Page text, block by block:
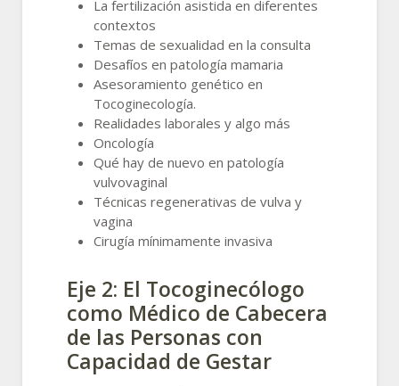
La fertilización asistida en diferentes
contextos
Temas de sexualidad en la consulta
Desafíos en patología mamaria
Asesoramiento genético en
Tocoginecología.
Realidades laborales y algo más
Oncología
Qué hay de nuevo en patología
vulvovaginal
Técnicas regenerativas de vulva y
vagina
Cirugía mínimamente invasiva
Eje 2: El Tocoginecólogo
como Médico de Cabecera
de las Personas con
Capacidad de Gestar